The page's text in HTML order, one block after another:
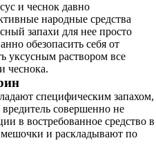
и чеснок давно
народные средства
запахи для нее просто
обезопасить себя от
уксусным раствором все
чеснока.
специфическим запахом,
совершенно не
в востребованное средство в
и раскладывают по